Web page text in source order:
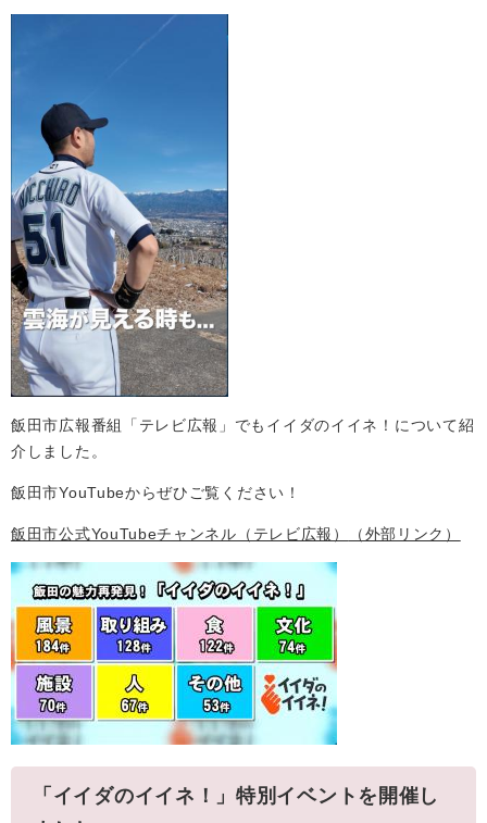
飯田市広報番組「テレビ広報」でもイイダのイイネ！について紹
介しました。
飯田市YouTubeからぜひご覧ください！
飯田市公式YouTubeチャンネル（テレビ広報） （外部リンク）
「イイダのイイネ！」特別イベントを開催し